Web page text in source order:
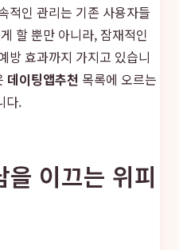
적인 관리는 기존 사용자들
할 뿐만 아니라, 잠재적인
방 효과까지 가지고 있습니
데이팅앱추천 목록에 오르는
다.
이끄는 위피